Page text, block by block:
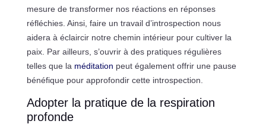
mesure de transformer nos réactions en réponses
réfléchies. Ainsi, faire un travail d’introspection nous
aidera à éclaircir notre chemin intérieur pour cultiver la
paix. Par ailleurs, s’ouvrir à des pratiques régulières
telles que la méditation peut également offrir une pause
bénéfique pour approfondir cette introspection.
Adopter la pratique de la respiration
profonde